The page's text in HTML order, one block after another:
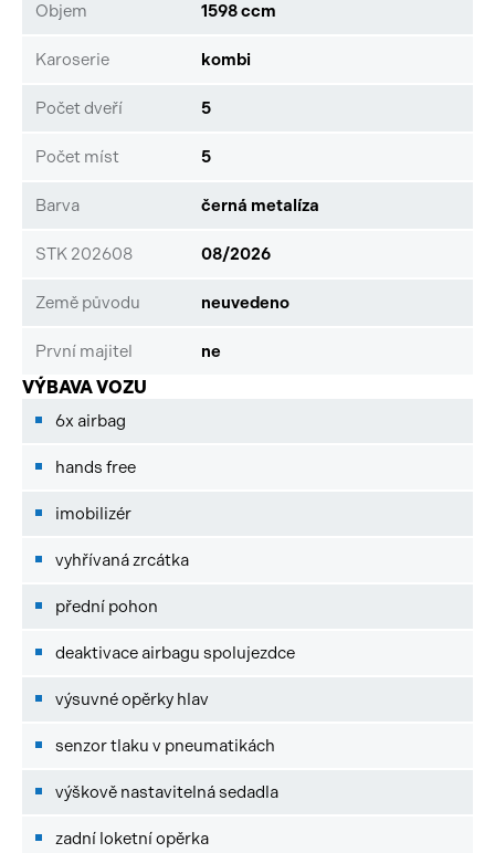
Objem 1598 ccm
Karoserie kombi
Počet dveří 5
Počet míst 5
Barva černá metalíza
STK 202608 08/2026
Země původu neuvedeno
První majitel ne
VÝBAVA VOZU
6x airbag
hands free
imobilizér
vyhřívaná zrcátka
přední pohon
deaktivace airbagu spolujezdce
výsuvné opěrky hlav
senzor tlaku v pneumatikách
výškově nastavitelná sedadla
zadní loketní opěrka